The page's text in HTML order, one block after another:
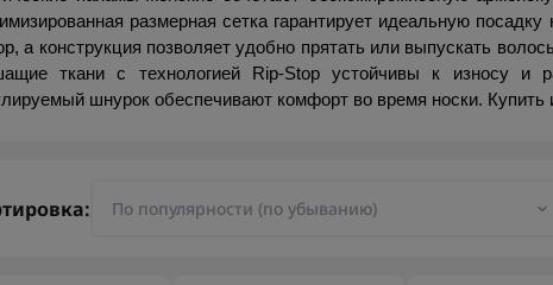
размерная сетка гарантирует идеальную
а конструкция позволяет удобно прятать или выпускать
ткани с технологией Rip-Stop устойчивы к износу и
шнурок обеспечивают комфорт во время носки.